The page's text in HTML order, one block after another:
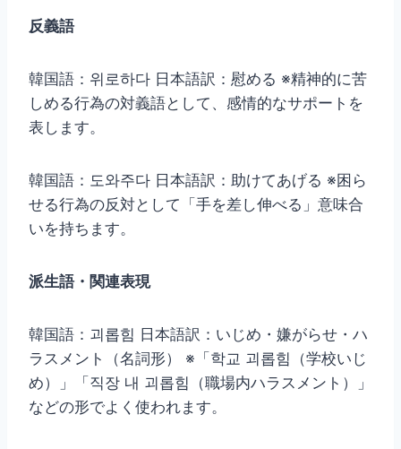
反義語
韓国語：위로하다 日本語訳：慰める ※精神的に苦
しめる行為の対義語として、感情的なサポートを
表します。
韓国語：도와주다 日本語訳：助けてあげる ※困ら
せる行為の反対として「手を差し伸べる」意味合
いを持ちます。
派生語・関連表現
韓国語：괴롭힘 日本語訳：いじめ・嫌がらせ・ハ
ラスメント（名詞形） ※「학교 괴롭힘（学校いじ
め）」「직장 내 괴롭힘（職場内ハラスメント）」
などの形でよく使われます。